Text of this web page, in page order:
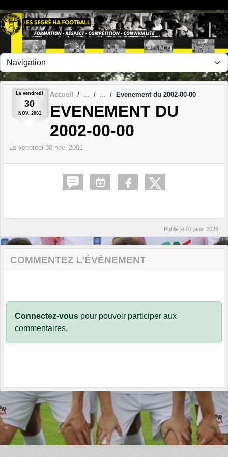
Le vendredi
30
NOV. 2001
Accueil Evenement du 2002-00-00
EVENEMENT DU
2002-00-00
Le vendredi 30 nov. 2001
Publié le 02 janv. 2026
COMMENTEZ L’ÉVÈNEMENT
Connectez-vous pour pouvoir participer aux
commentaires.